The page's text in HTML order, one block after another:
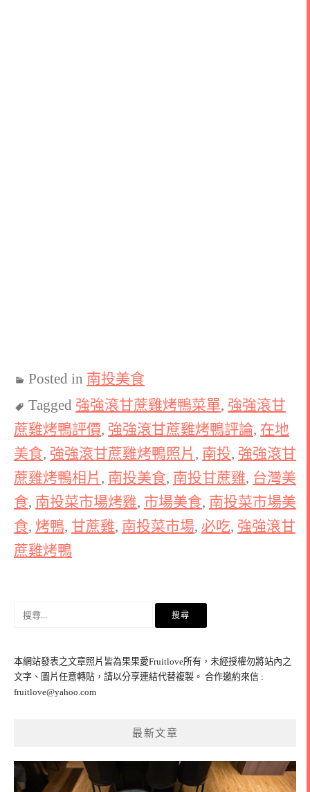
Posted in 南投美食
Tagged 強強滾甘蔗雞烤鴨菜單, 強強滾甘
蔗雞烤鴨評價, 強強滾甘蔗雞烤鴨評論, 在地
美食, 強強滾甘蔗雞烤鴨照片 , 南投, 強強滾甘
蔗雞烤鴨相片 , 南投美食, 南投甘蔗雞, 台灣美
食, 南投菜市場烤雞, 市場美食, 南投菜市場美
食, 烤鴨, 甘蔗雞, 南投菜市場, 必吃, 強強滾甘
蔗雞烤鴨
字:
本網站發表之文章照片皆為果果愛Fruitlove所有，未經授權勿將站內之
文字、圖片任意轉貼，請以分享連結代替複製。 合作邀約來信 :
fruitlove@yahoo.com
最新文章